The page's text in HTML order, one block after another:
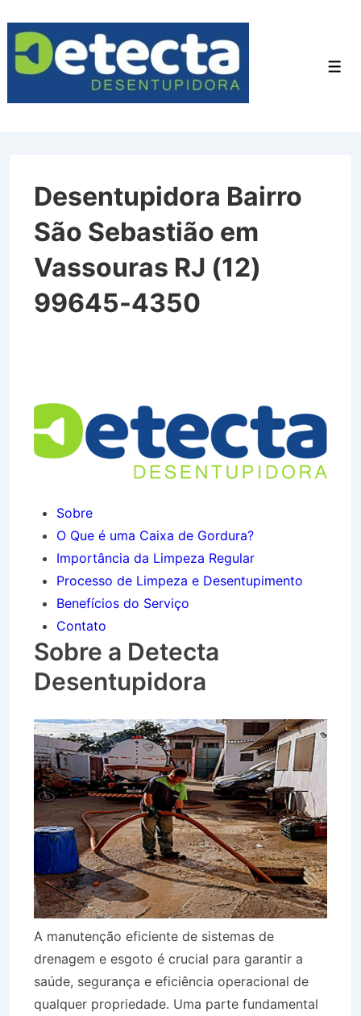
para
Conteúdo
Desentupidora Bairro
São Sebastião em
Vassouras RJ (12)
99645-4350
Sobre
O Que é uma Caixa de Gordura?
Importância da Limpeza Regular
Processo de Limpeza e Desentupimento
Benefícios do Serviço
Contato
Sobre a Detecta
Desentupidora
A manutenção eficiente de sistemas de
drenagem e esgoto é crucial para garantir a
saúde, segurança e eficiência operacional de
qualquer propriedade. Uma parte fundamental